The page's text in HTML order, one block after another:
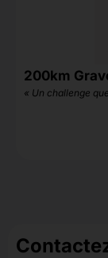
200km
« Un challenge